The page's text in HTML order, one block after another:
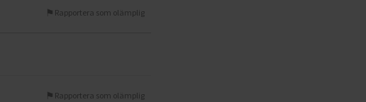
Rapportera som olämplig
Rapportera som olämplig